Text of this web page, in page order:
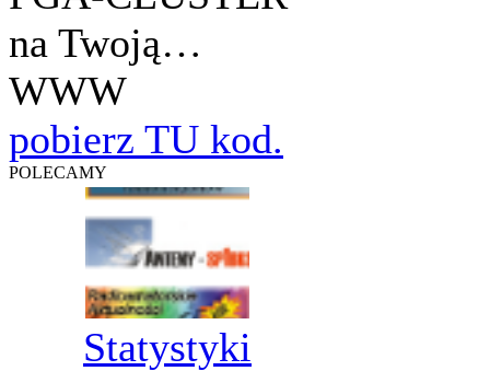
na Twoją…
WWW
pobierz TU kod.
POLECAMY
Statystyki